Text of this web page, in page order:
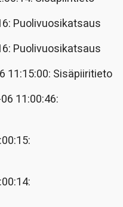
Puolivuosikatsaus
Puolivuosikatsaus
11:15:00: Sisäpiiritieto
11:00:46: